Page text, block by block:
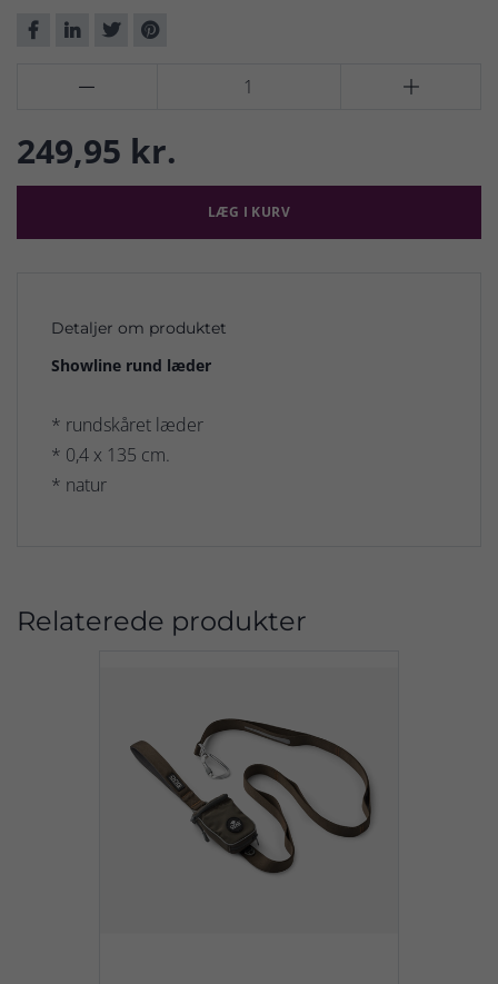
 
249,95 kr.
LÆG I KURV
Detaljer om produktet
Showline rund læder
* rundskåret læder
* 0,4 x 135 cm.
* natur
Relaterede produkter